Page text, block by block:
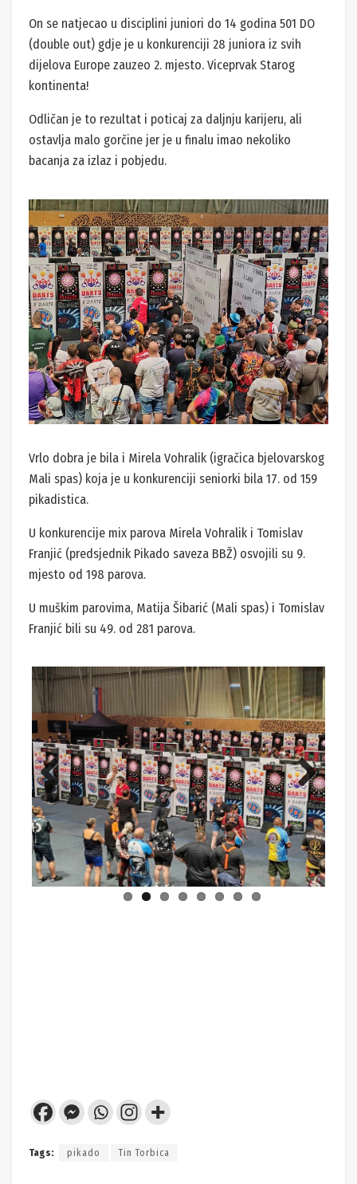
On se natjecao u disciplini juniori do 14 godina 501 DO
(double out) gdje je u konkurenciji 28 juniora iz svih
dijelova Europe zauzeo 2. mjesto. Viceprvak Starog
kontinenta!
Odličan je to rezultat i poticaj za daljnju karijeru, ali
ostavlja malo gorčine jer je u finalu imao nekoliko
bacanja za izlaz i pobjedu.
Vrlo dobra je bila i Mirela Vohralik (igračica bjelovarskog
Mali spas) koja je u konkurenciji seniorki bila 17. od 159
pikadistica.
U konkurencije mix parova Mirela Vohralik i Tomislav
Franjić (predsjednik Pikado saveza BBŽ) osvojili su 9.
mjesto od 198 parova.
U muškim parovima, Matija Šibarić (Mali spas) i Tomislav
Franjić bili su 49. od 281 parova.
Previ
ous
Next
Tags: pikado Tin Torbica